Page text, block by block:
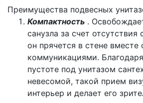
Преимущества подвесных
Компактность .
санузла за счет отсутствия
он прячется в стене вместе
коммуникациями.
пустоте под унитазом
невесомой, такой прием
интерьер и делает его